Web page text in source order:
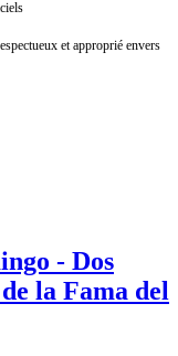
et approprié envers
- Dos
la Fama del